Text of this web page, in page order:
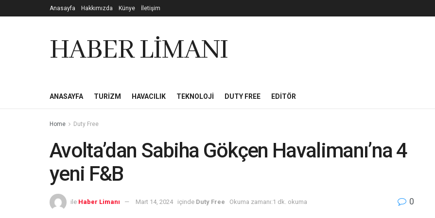
Anasayfa Hakkımızda Künye İletişim
HABER LİMANI
ANASAYFA TURIZM HAVACILIK TEKNOLOJI DUTY FREE EDITÖR
Home Duty Free
Avolta’dan Sabiha Gökçen Havalimanı’na 4
yeni F&B
ile Haber Limanı Mart 14, 2024 içinde Duty Free Okuma zamanı:1 dk. okuma 0